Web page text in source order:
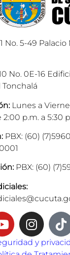
No. 5-49
No. 0E-16
Lunes a
2:00 p.m. a 5:30
PBX: (60)
PBX: (60)
y